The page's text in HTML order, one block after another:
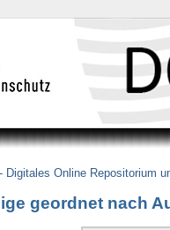
Digitales Online Repositorium
geordnet nach